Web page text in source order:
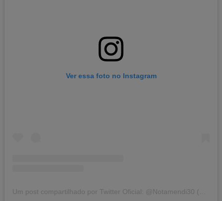
Ver essa foto no Instagram